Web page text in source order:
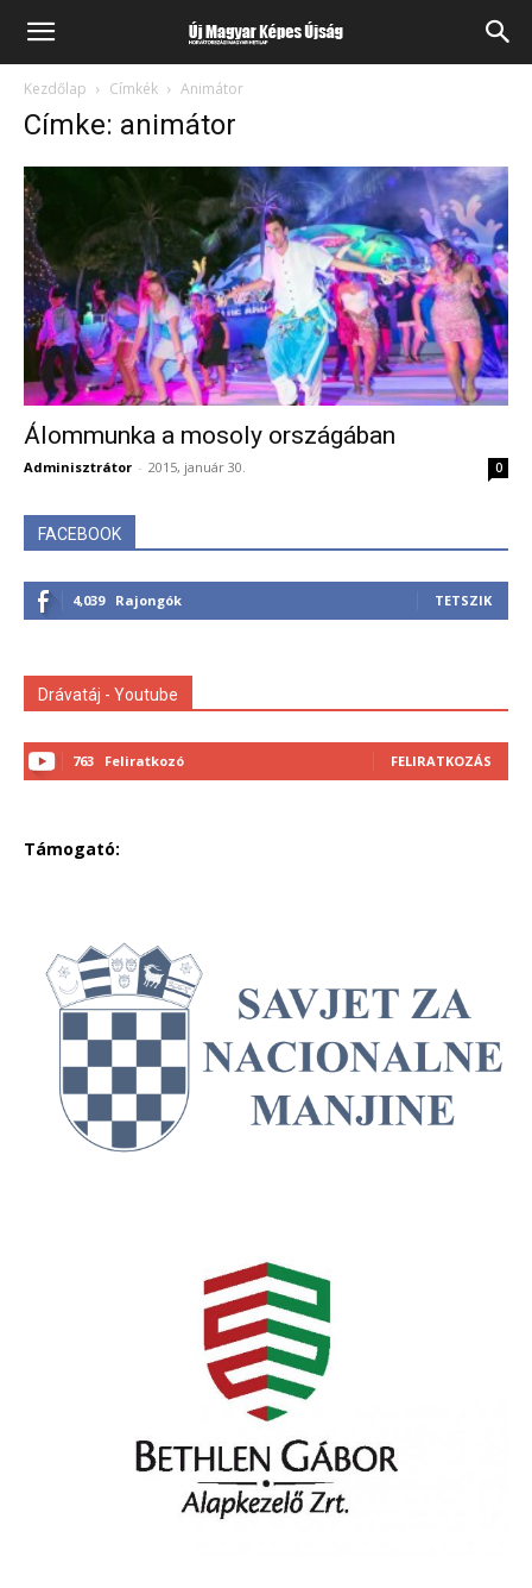
Kezdőlap Címkék Animátor
Címke: animátor
Álommunka a mosoly országában
Adminisztrátor - 2015, január 30. 0
FACEBOOK
4,039 Rajongók TETSZIK
Drávatáj - Youtube
763 Feliratkozó FELIRATKOZÁS
Támogató: